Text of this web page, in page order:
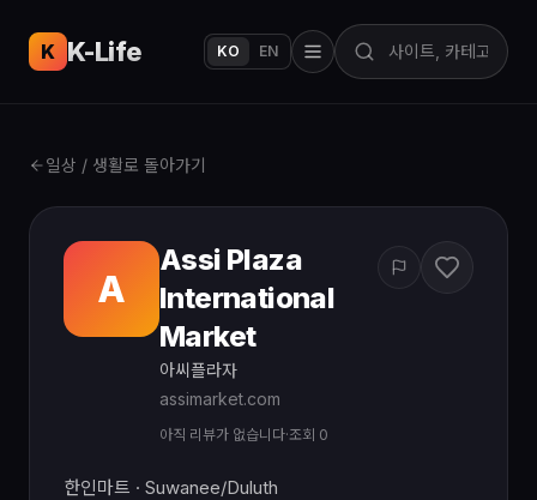
K K-Life KO EN
일상 / 생활로 돌아가기
A
Assi Plaza
International
Market
아씨플라자
assimarket.com
아직 리뷰가 없습니다·조회 0
한인마트 · Suwanee/Duluth